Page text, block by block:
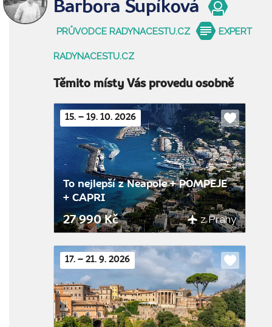
Barbora Šupíková
PRŮVODCE RADYNACESTU.CZ EXPERT
RADYNACESTU.CZ
Těmito místy Vás provedu osobně
15. – 19. 10. 2026
Do
oblíbených
To nejlepší z Neapole + POMPEJE
+ CAPRI
27 990 Kč z Prahy
17. – 21. 9. 2026
Do
oblíbených